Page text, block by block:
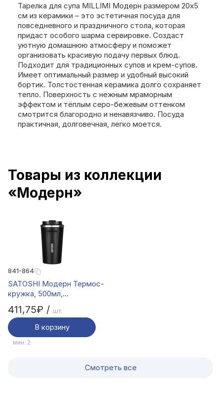
Тарелка для супа MILLIMI Модерн размером 20x5
см из керамики – это эстетичная посуда для
повседневного и праздничного стола, которая
придаст особого шарма сервировке. Создаст
уютную домашнюю атмосферу и поможет
организовать красивую подачу первых блюд.
Подходит для традиционных супов и крем-супов.
Имеет оптимальный размер и удобный высокий
бортик. Толстостенная керамика долго сохраняет
тепло. Поверхность с нежным мраморным
эффектом и тёплым серо-бежевым оттенком
смотрится благородно и ненавязчиво. Посуда
практичная, долговечная, легко моется.
Товары из коллекции
«Модерн»
841-864
SATOSHI Модерн Термос-
кружка, 500мл,
нерж.сталь 18/10
411,75₽ / шт.
В корзину
мин. 2
Смотреть все